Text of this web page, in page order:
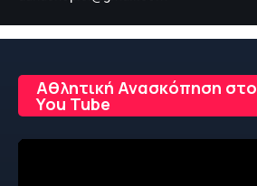
Αθλητική Ανασκόπηση στο
You Tube